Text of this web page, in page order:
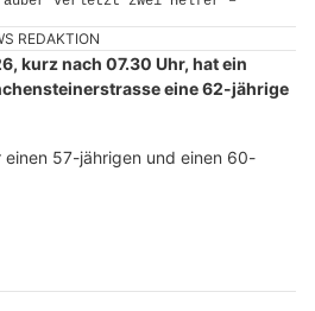
REDAKTION
kurz nach 07.30 Uhr, hat ein
eine 62-jährige
57-jährigen und einen 60-